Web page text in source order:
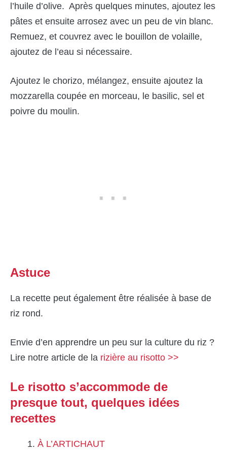
l’huile d’olive. Après quelques minutes, ajoutez les
pâtes et ensuite arrosez avec un peu de vin blanc.
Remuez, et couvrez avec le bouillon de volaille,
ajoutez de l’eau si nécessaire.
Ajoutez le chorizo, mélangez, ensuite ajoutez la
mozzarella coupée en morceau, le basilic, sel et
poivre du moulin.
Astuce
La recette peut également être réalisée à base de
riz rond.
Envie d’en apprendre un peu sur la culture du riz ?
Lire notre article de la rizière au risotto >>
Le risotto s’accommode de
presque tout, quelques idées
recettes
À L’ARTICHAUT